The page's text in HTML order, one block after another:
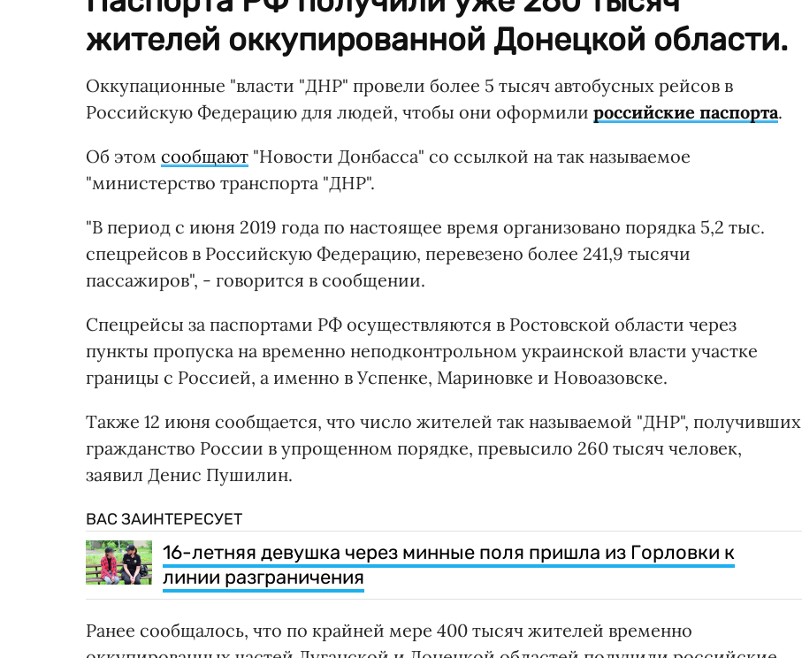
жителей оккупированной Донецкой области.
Оккупационные "власти "ДНР" провели более 5 тысяч автобусных рейсов в
Российскую Федерацию для людей, чтобы они оформили российские паспорта.
Об этом сообщают "Новости Донбасса" со ссылкой на так называемое
"министерство транспорта "ДНР".
"В период с июня 2019 года по настоящее время организовано порядка 5,2 тыс.
спецрейсов в Российскую Федерацию, перевезено более 241,9 тысячи
пассажиров", - говорится в сообщении.
Спецрейсы за паспортами РФ осуществляются в Ростовской области через
пункты пропуска на временно неподконтрольном украинской власти участке
границы с Россией, а именно в Успенке, Мариновке и Новоазовске.
Также 12 июня сообщается, что число жителей так называемой "ДНР", получивших
гражданство России в упрощенном порядке, превысило 260 тысяч человек,
заявил Денис Пушилин.
ВАС ЗАИНТЕРЕСУЕТ
16-летняя девушка через минные поля пришла из Горловки к
линии разграничения
Ранее сообщалось, что по крайней мере 400 тысяч жителей временно